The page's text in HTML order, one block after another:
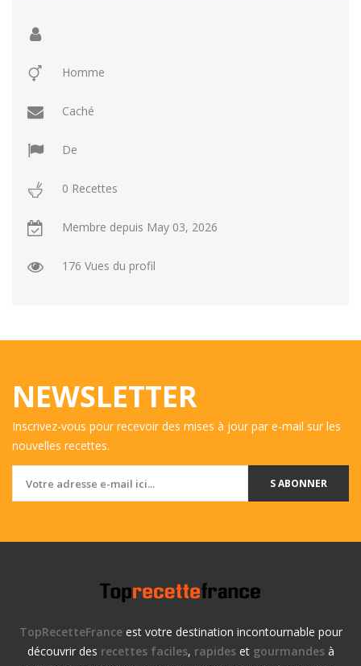
Recettes
Conseils et astuces
Nous contacter
Connexion / Inscription
Homme
Caché
De
0 Recettes
Membre depuis May 03, 2026
176 Vues du profil
NEWSLETTER
Inscrivez-vous pour recevoir des mises à jour par e-mail sur les
nouvelles recettes.
S ABONNER
TopRecetteFranceest votre destination incontournable pour
découvrir des recettes faciles, rapideset gourmandesà